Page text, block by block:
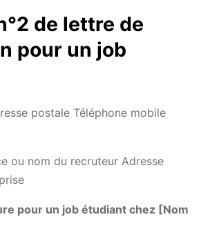
de lettre de
pour un job
postale Téléphone mobile
ou nom du recruteur Adresse
pour un job étudiant chez [Nom